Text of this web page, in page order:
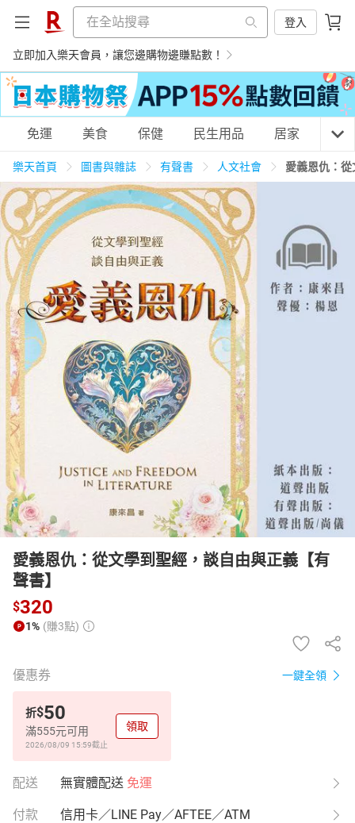
登入
立即加入樂天會員，讓您邊購物邊賺點數！
購物網分類
天天免運 美食蛋糕 養生保健
居家生活 3C家電 運動休閒 親子玩具
女裝 男裝 化妝保養
日本購物 電子/紙本書
HOT
免運 美食 保健 民生用品 居家 3C
樂天首頁 圖書與雜誌 有聲書 人文社會 愛義恩仇：
愛義恩仇：從文學到聖經，談自由與正義【有
聲書】
$320
1% (賺3點)
優惠券 一鍵全領
折$50
滿555元可用
2026/08/09 15:59截止
領取
配送 無實體配送 免運
付款 信用卡／LINE Pay／AFTEE／ATM